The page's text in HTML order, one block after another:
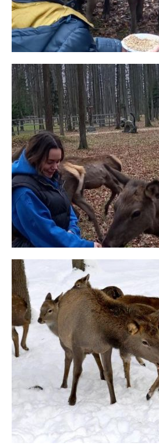
УНИВЕРСАЛЬНАЯ
ОТКРЫТЫЙ
СЪЕМКИ И
МАРАЛЬИ
КОРМЛЕНИЕ
ПЛЯЖ У
ЕГЕРЬ-ДОМ
ОРГАНИЗАЦИЯ
СОБЫТИЯ
КОНТАКТЫ